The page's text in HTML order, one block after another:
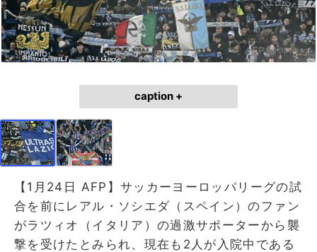
caption +
【1月24日 AFP】サッカーヨーロッパリーグの試
合を前にレアル・ソシエダ（スペイン）のファン
がラツィオ（イタリア）の過激サポーターから襲
撃を受けたとみられ、現在も2人が入院中である